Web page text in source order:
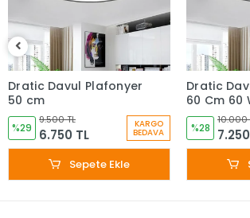
Dratic Davul Plafonyer
50 cm
%29
9.500 TL
6.750 TL
KARGO
BEDAVA
Sepete Ekle
Dratic
60 Cm 60
%28
10.000